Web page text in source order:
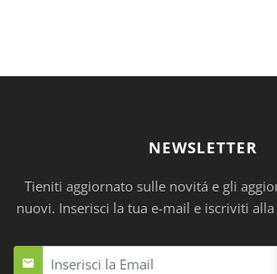
NEWSLETTER
Tieniti aggiornato sulle novitá e gli
nuovi. Inserisci la tua e-mail e iscriviti